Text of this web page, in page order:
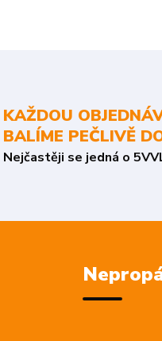
KAŽDOU
BALÍME PEČLIVĚ
Nejčastěji se jedná o